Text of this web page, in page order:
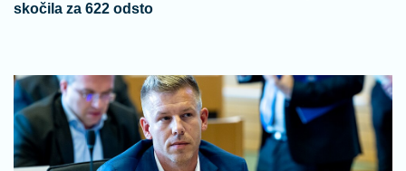
skočila za 622 odsto